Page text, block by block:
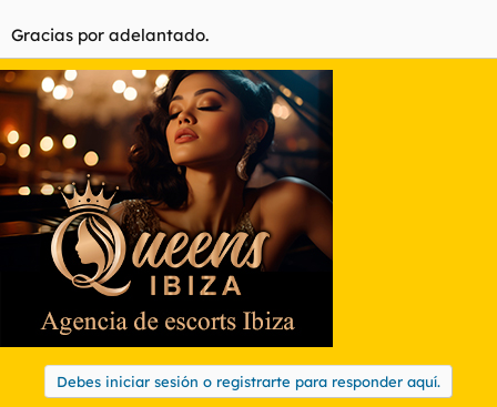
Gracias por adelantado.
Debes iniciar sesión o registrarte para responder aquí.